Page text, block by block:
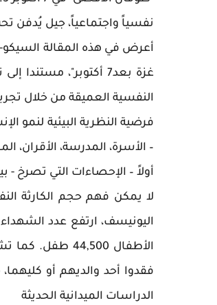
نفسياً واجتماعياً، جيل يُدفن
أعرض في هذه المقالة السيكو-
غزة بعد7 أكتوبر"،
– الأسرة، المدرسة، الأقران،
أولاً – الإحصاءات التي تصرخ -
لا يمكن فهم حجم الكارثة
الدراسات الميدانية الحديثة